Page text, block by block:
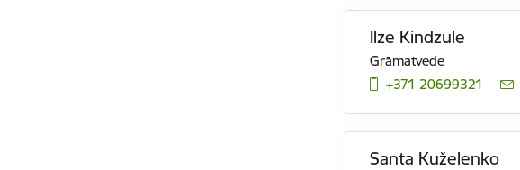
Ilze Kindzule
Grāmatvede
+371 20699321
Santa Kuželenko